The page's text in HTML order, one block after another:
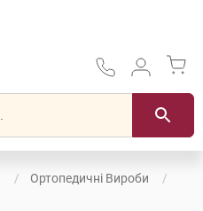
Ортопедичні Вироби